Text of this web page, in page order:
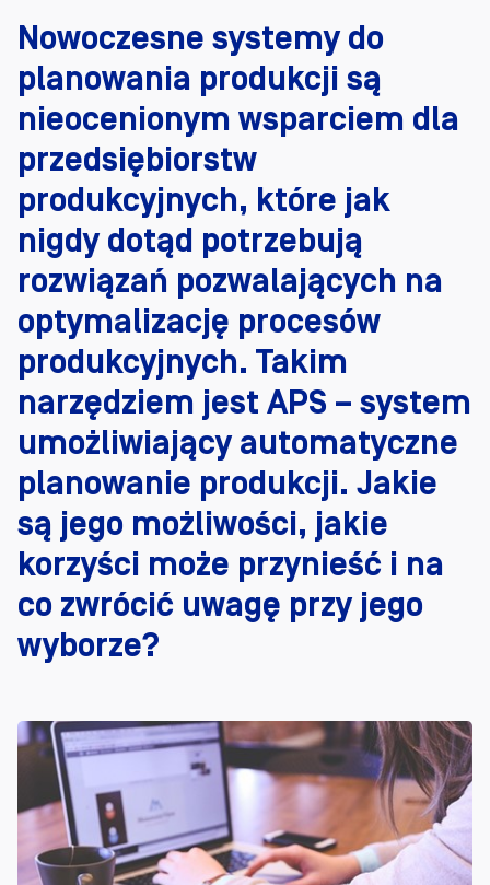
Nowoczesne systemy do
planowania produkcji są
nieocenionym wsparciem dla
przedsiębiorstw
produkcyjnych, które jak
nigdy dotąd potrzebują
rozwiązań pozwalających na
optymalizację procesów
produkcyjnych. Takim
narzędziem jest APS – system
umożliwiający automatyczne
planowanie produkcji. Jakie
są jego możliwości, jakie
korzyści może przynieść i na
co zwrócić uwagę przy jego
wyborze?